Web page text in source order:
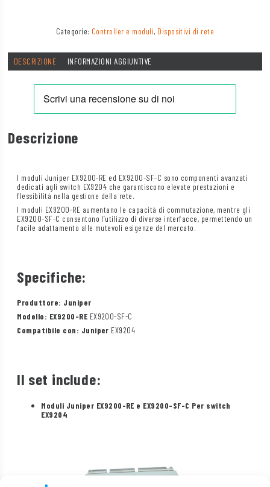
Categorie: Controller e moduli, Dispositivi di rete
DESCRIZIONE INFORMAZIONI AGGIUNTIVE
Descrizione
I moduli Juniper EX9200-RE ed EX9200-SF-C sono componenti avanzati
dedicati agli switch EX9204 che garantiscono elevate prestazioni e
flessibilità nella gestione della rete.
I moduli EX9200-RE aumentano le capacità di commutazione, mentre gli
EX9200-SF-C consentono l’utilizzo di diverse interfacce, permettendo un
facile adattamento alle mutevoli esigenze del mercato.
Specifiche:
Produttore: Juniper
Modello: EX9200-RE EX9200-SF-C
Compatibile con: Juniper EX9204
Il set include:
Moduli Juniper EX9200-RE e EX9200-SF-C Per switch
EX9204